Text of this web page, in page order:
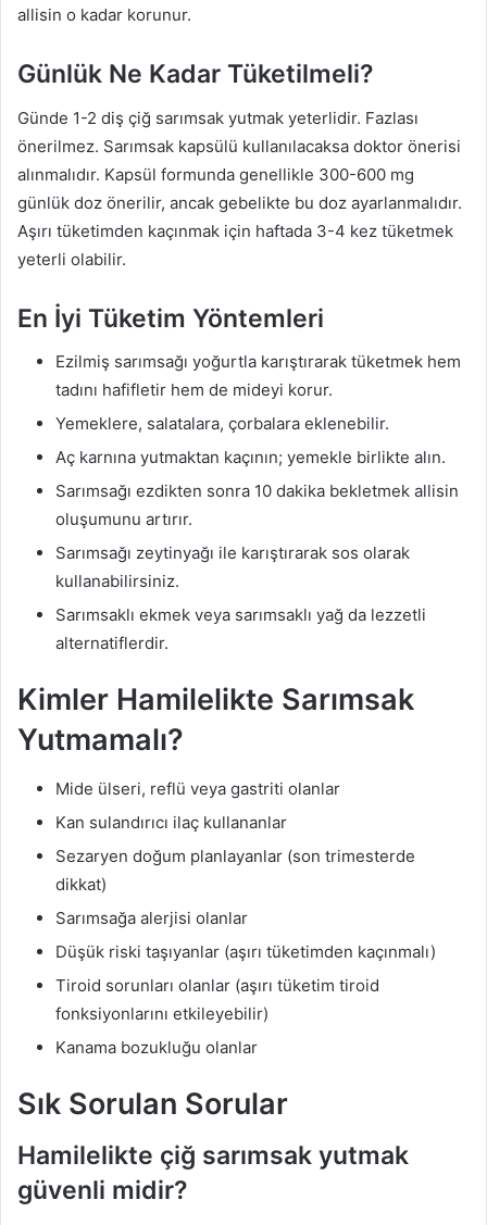
allisin o kadar korunur.
Günlük Ne Kadar Tüketilmeli?
Günde 1-2 diş çiğ sarımsak yutmak yeterlidir. Fazlası
önerilmez. Sarımsak kapsülü kullanılacaksa doktor önerisi
alınmalıdır. Kapsül formunda genellikle 300-600 mg
günlük doz önerilir, ancak gebelikte bu doz ayarlanmalıdır.
Aşırı tüketimden kaçınmak için haftada 3-4 kez tüketmek
yeterli olabilir.
En İyi Tüketim Yöntemleri
Ezilmiş sarımsağı yoğurtla karıştırarak tüketmek hem
tadını hafifletir hem de mideyi korur.
Yemeklere, salatalara, çorbalara eklenebilir.
Aç karnına yutmaktan kaçının; yemekle birlikte alın.
Sarımsağı ezdikten sonra 10 dakika bekletmek allisin
oluşumunu artırır.
Sarımsağı zeytinyağı ile karıştırarak sos olarak
kullanabilirsiniz.
Sarımsaklı ekmek veya sarımsaklı yağ da lezzetli
alternatiflerdir.
Kimler Hamilelikte Sarımsak
Yutmamalı?
Mide ülseri, reflü veya gastriti olanlar
Kan sulandırıcı ilaç kullananlar
Sezaryen doğum planlayanlar (son trimesterde
dikkat)
Sarımsağa alerjisi olanlar
Düşük riski taşıyanlar (aşırı tüketimden kaçınmalı)
Tiroid sorunları olanlar (aşırı tüketim tiroid
fonksiyonlarını etkileyebilir)
Kanama bozukluğu olanlar
Sık Sorulan Sorular
Hamilelikte çiğ sarımsak yutmak
güvenli midir?